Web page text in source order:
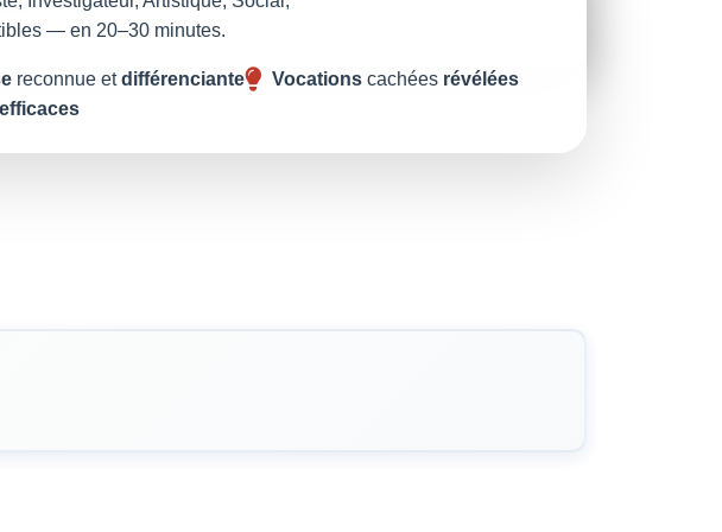
— en 20–30 minutes.
reconnue etdifférenciante Vocations cachées révélées
efficaces